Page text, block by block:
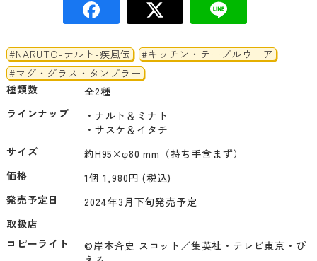
#NARUTO-ナルト-疾風伝
#キッチン・テーブルウェア
#マグ・グラス・タンブラー
種類数
全2種
ラインナップ
・ナルト＆ミナト
・サスケ＆イタチ
サイズ
約H95×φ80 mm（持ち手含まず）
価格
1個 1,980円 (税込)
発売予定日
2024年3月下旬発売予定
取扱店
コピーライト
©岸本斉史 スコット／集英社・テレビ東京・ぴ